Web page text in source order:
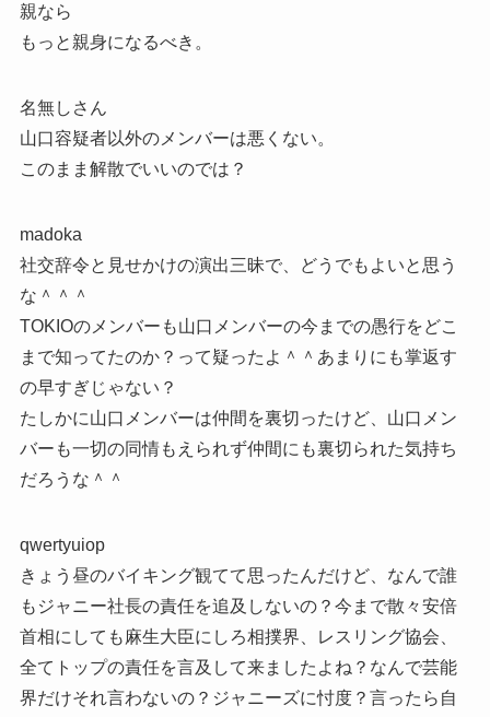
親なら
もっと親身になるべき。
名無しさん
山口容疑者以外のメンバーは悪くない。
このまま解散でいいのでは？
madoka
社交辞令と見せかけの演出三昧で、どうでもよいと思う
な＾＾＾
TOKIOのメンバーも山口メンバーの今までの愚行をどこ
まで知ってたのか？って疑ったよ＾＾あまりにも掌返す
の早すぎじゃない？
たしかに山口メンバーは仲間を裏切ったけど、山口メン
バーも一切の同情もえられず仲間にも裏切られた気持ち
だろうな＾＾
qwertyuiop
きょう昼のバイキング観てて思ったんだけど、なんで誰
もジャニー社長の責任を追及しないの？今まで散々安倍
首相にしても麻生大臣にしろ相撲界、レスリング協会、
全てトップの責任を言及して来ましたよね？なんで芸能
界だけそれ言わないの？ジャニーズに忖度？言ったら自